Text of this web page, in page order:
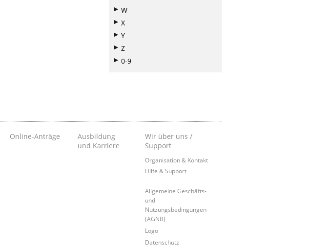
W
X
Y
Z
0-9
Online-Anträge
Ausbildung
und Karriere
Wir über uns /
Support
Organisation & Kontakt
Hilfe & Support
Allgemeine Geschäfts-
und
Nutzungsbedingungen
(AGNB)
Logo
Datenschutz